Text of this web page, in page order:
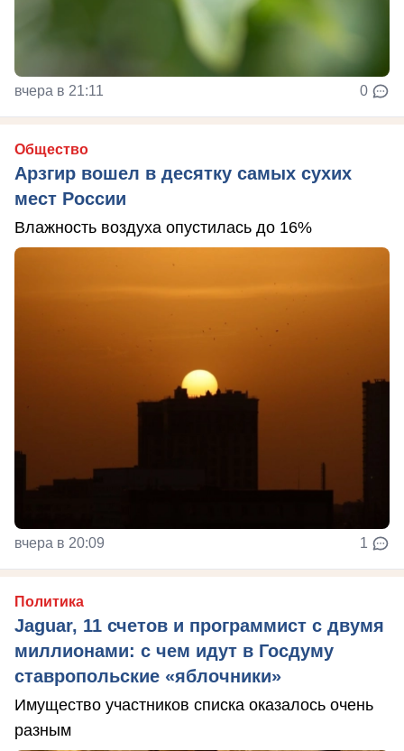
вчера в 21:11 0
Общество
Арзгир вошел в десятку самых сухих
мест России
Влажность воздуха опустилась до 16%
вчера в 20:09 1
Политика
Jaguar, 11 счетов и программист с двумя
миллионами: с чем идут в Госдуму
ставропольские «яблочники»
Имущество участников списка оказалось очень
разным